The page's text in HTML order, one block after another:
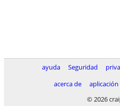
ayuda Seguridad
acerca de
aplicación
© 2026